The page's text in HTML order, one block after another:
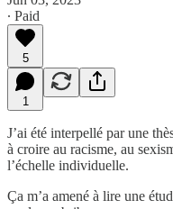
∙ Paid
5
1
J’ai été interpellé par une
à croire au racisme, au
l’échelle individuelle.
Ça m’a amené à lire une